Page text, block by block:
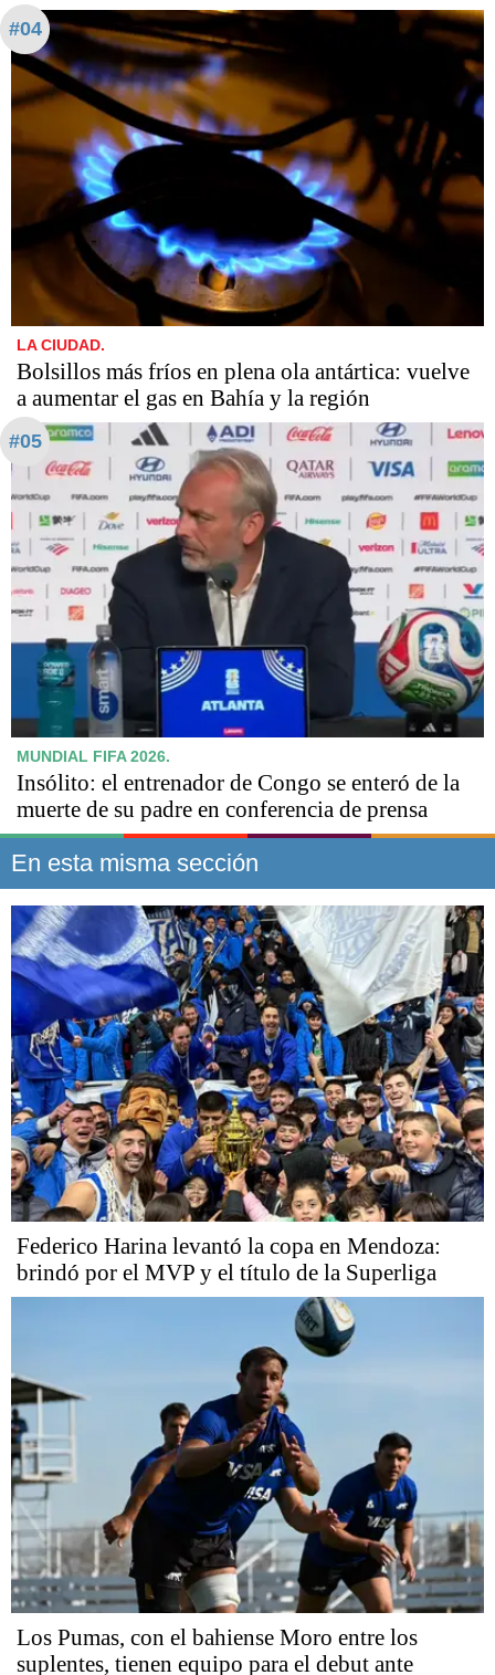
#04
LA CIUDAD.
Bolsillos más fríos en plena ola antártica: vuelve
a aumentar el gas en Bahía y la región
#05
MUNDIAL FIFA 2026.
Insólito: el entrenador de Congo se enteró de la
muerte de su padre en conferencia de prensa
En esta misma sección
Federico Harina levantó la copa en Mendoza:
brindó por el MVP y el título de la Superliga
Los Pumas, con el bahiense Moro entre los
suplentes, tienen equipo para el debut ante